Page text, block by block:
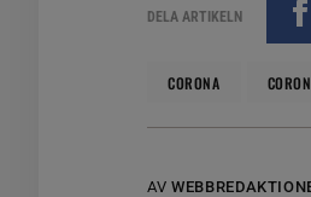
DELA ARTIKELN
CORONA
AV